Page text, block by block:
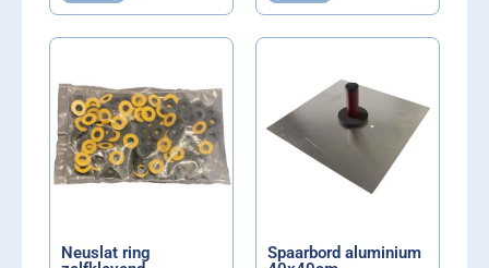
Neuslat ring
Spaarbord aluminium